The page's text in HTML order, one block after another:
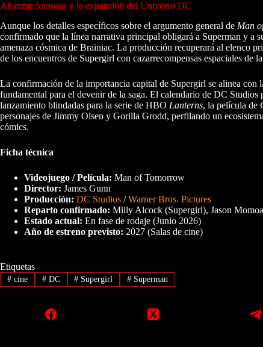
Alianzas forzosas y la expansión del Universo DC
Aunque los detalles específicos sobre el argumento general de Man
confirmado que la línea narrativa principal obligará a Superman y a
amenaza cósmica de Brainiac. La producción recuperará al elenco
de los encuentros de Supergirl con cazarrecompensas espaciales de
La confirmación de la importancia capital de Supergirl se alinea con
fundamental para el devenir de la saga. El calendario de DC
lanzamiento blindadas para la serie de HBO Lanterns, la película de
personajes de Jimmy Olsen y Gorilla Grodd, perfilando un
cómics.
Ficha técnica
Videojuego / Película: Man of Tomorrow
Director: James Gunn
Producción: DC Studios /Warner Bros. Pictures
Reparto confirmado: Milly Alcock (Supergirl), Jason
Estado actual: En fase de rodaje (Junio 2026)
Año de estreno previsto: 2027 (Salas de cine)
Etiquetas
#cine #DC # Supergirl # Superman